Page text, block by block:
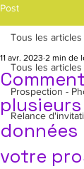
Post
Tous les articles
Prospection -
Relance
Tous les articles
votre
11 avr. 2023 2 min de